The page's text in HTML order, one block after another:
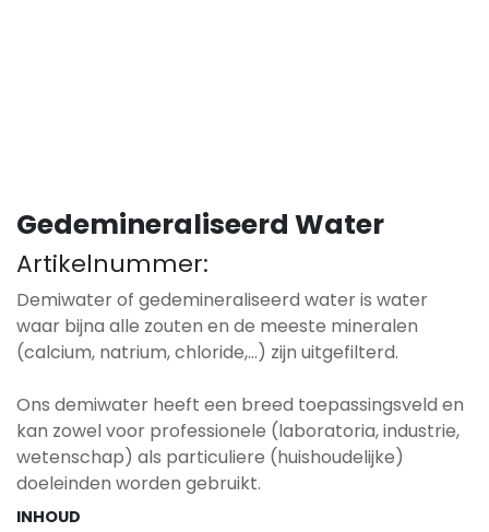
Gedemineraliseerd Water
Artikelnummer:
Demiwater of gedemineraliseerd water is water
waar bijna alle zouten en de meeste mineralen
(calcium, natrium, chloride,…) zijn uitgefilterd.
Ons demiwater heeft een breed toepassingsveld en
kan zowel voor professionele (laboratoria, industrie,
wetenschap) als particuliere (huishoudelijke)
doeleinden worden gebruikt.
INHOUD